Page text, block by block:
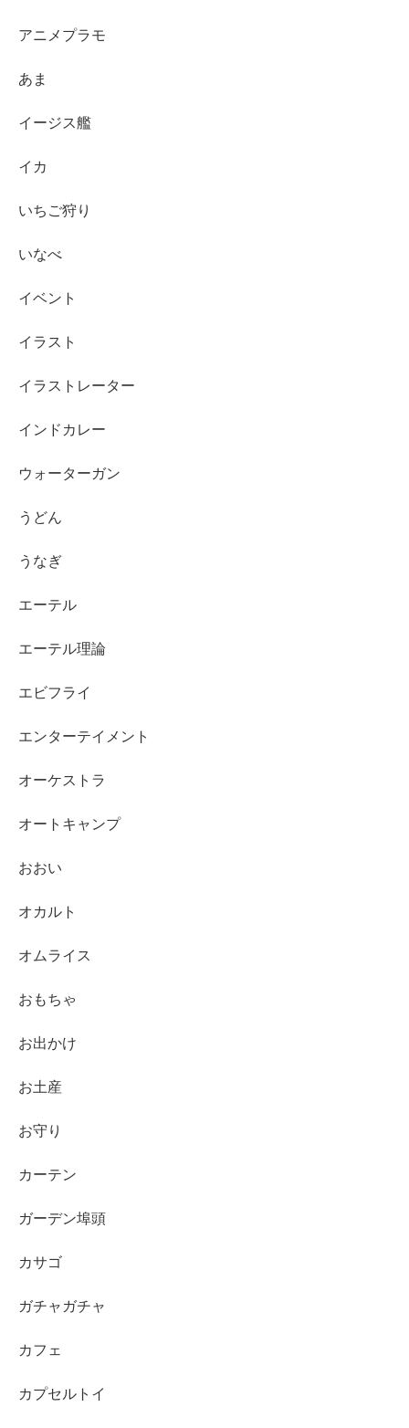
アニメプラモ
あま
イージス艦
イカ
いちご狩り
いなべ
イベント
イラスト
イラストレーター
インドカレー
ウォーターガン
うどん
うなぎ
エーテル
エーテル理論
エビフライ
エンターテイメント
オーケストラ
オートキャンプ
おおい
オカルト
オムライス
おもちゃ
お出かけ
お土産
お守り
カーテン
ガーデン埠頭
カサゴ
ガチャガチャ
カフェ
カプセルトイ